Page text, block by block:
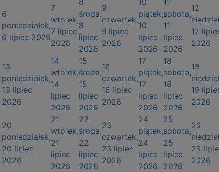
6
poniedziałek,
6 lipiec 2026
7
wtorek,
7 lipiec
2026
środa,
8
lipiec
2026
9
czwartek,
9 lipiec
2026
piątek,
10
lipiec
2026
sobota,
11
lipiec
2026
12
12
2026
13
poniedziałek,
13 lipiec
2026
14
wtorek,
14
lipiec
2026
15
środa,
15
lipiec
2026
16
czwartek,
16 lipiec
2026
17
piątek,
17
lipiec
2026
18
sobota,
18
lipiec
2026
19
19
2026
20
poniedziałek,
20 lipiec
2026
21
wtorek,
21
lipiec
2026
22
środa,
22
lipiec
2026
23
czwartek,
23 lipiec
2026
24
piątek,
24
lipiec
2026
25
sobota,
25
lipiec
2026
26
26
2026